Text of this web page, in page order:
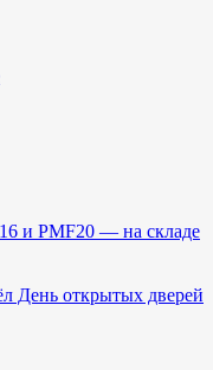
и PMF20 — на складе
День открытых дверей